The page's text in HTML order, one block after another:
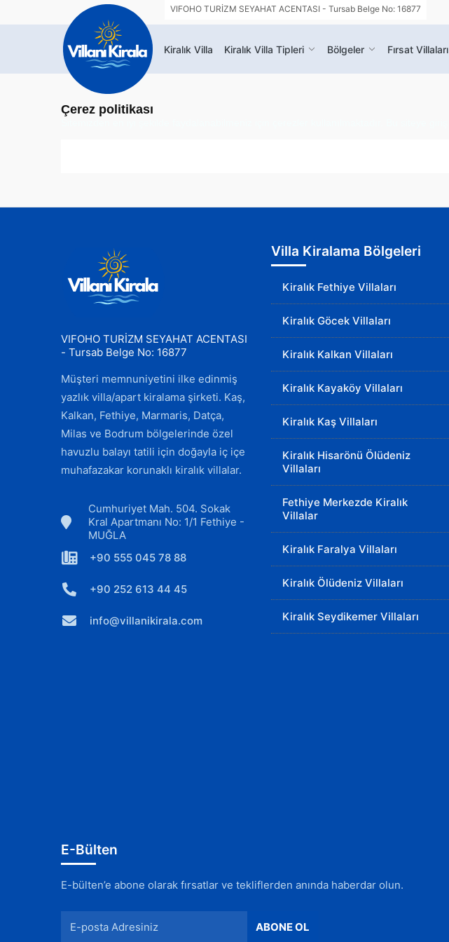
Kiralık Villa Kiralık Villa Tipleri Bölgeler Fırsat Villaları
VIFOHO TURİZM SEYAHAT ACENTASI - Tursab Belge No: 16877
Çerez politikası
VIFOHO TURİZM SEYAHAT ACENTASI
- Tursab Belge No: 16877
Müşteri memnuniyetini ilke edinmiş
yazlık villa/apart kiralama şirketi. Kaş,
Kalkan, Fethiye, Marmaris, Datça,
Milas ve Bodrum bölgelerinde özel
havuzlu balayı tatili için doğayla iç içe
muhafazakar korunaklı kiralık villalar.
Cumhuriyet Mah. 504. Sokak
Kral Apartmanı No: 1/1 Fethiye -
MUĞLA
+90 555 045 78 88
+90 252 613 44 45
info@villanikirala.com
Villa Kiralama Bölgeleri
Kiralık Fethiye Villaları
Kiralık Göcek Villaları
Kiralık Kalkan Villaları
Kiralık Kayaköy Villaları
Kiralık Kaş Villaları
Kiralık Hisarönü Ölüdeniz
Villaları
Fethiye Merkezde Kiralık
Villalar
Kiralık Faralya Villaları
Kiralık Ölüdeniz Villaları
Kiralık Seydikemer Villaları
E-Bülten
E-bülten’e abone olarak fırsatlar ve tekliflerden anında haberdar olun.